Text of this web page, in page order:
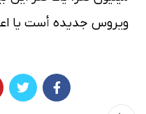
ويروس جديده أست يا